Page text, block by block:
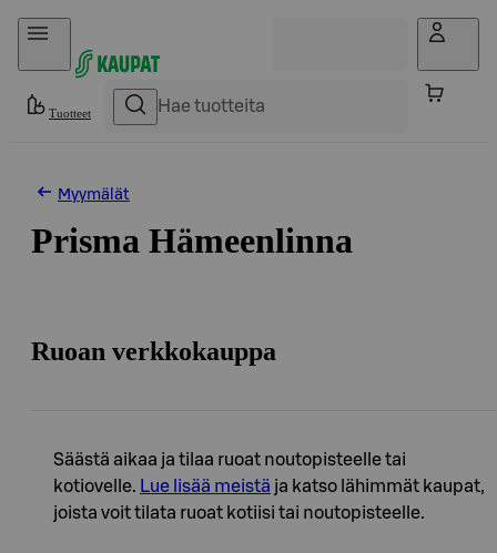
Hyppää sisältöön
Tuotteet
Myymälät
Prisma Hämeenlinna
Ruoan verkkokauppa
Säästä aikaa ja tilaa ruoat noutopisteelle tai
kotiovelle. Lue lisää meistä ja katso lähimmät kaupat,
joista voit tilata ruoat kotiisi tai noutopisteelle.